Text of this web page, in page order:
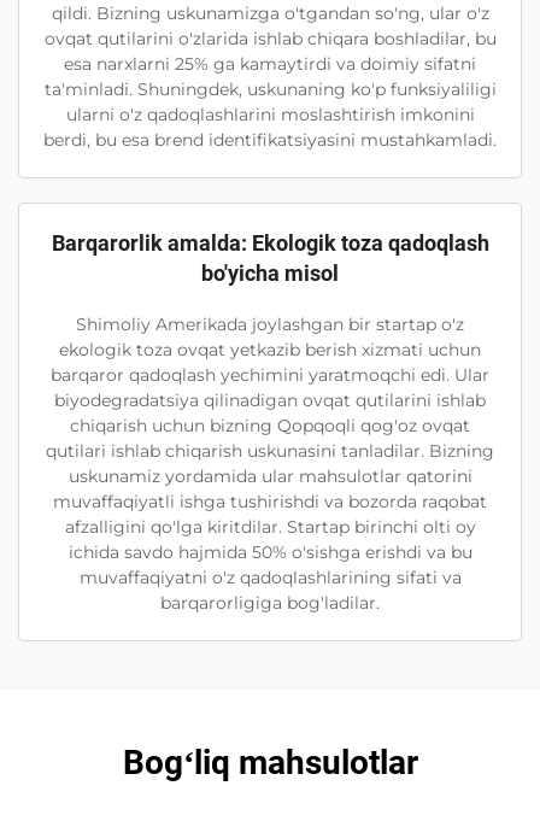
qildi. Bizning uskunamizga o'tgandan so'ng, ular o'z
ovqat qutilarini o'zlarida ishlab chiqara boshladilar, bu
esa narxlarni 25% ga kamaytirdi va doimiy sifatni
ta'minladi. Shuningdek, uskunaning ko'p funksiyaliligi
ularni o'z qadoqlashlarini moslashtirish imkonini
berdi, bu esa brend identifikatsiyasini mustahkamladi.
Barqarorlik amalda: Ekologik toza qadoqlash
bo'yicha misol
Shimoliy Amerikada joylashgan bir startap o'z
ekologik toza ovqat yetkazib berish xizmati uchun
barqaror qadoqlash yechimini yaratmoqchi edi. Ular
biyodegradatsiya qilinadigan ovqat qutilarini ishlab
chiqarish uchun bizning Qopqoqli qog'oz ovqat
qutilari ishlab chiqarish uskunasini tanladilar. Bizning
uskunamiz yordamida ular mahsulotlar qatorini
muvaffaqiyatli ishga tushirishdi va bozorda raqobat
afzalligini qo'lga kiritdilar. Startap birinchi olti oy
ichida savdo hajmida 50% o'sishga erishdi va bu
muvaffaqiyatni o'z qadoqlashlarining sifati va
barqarorligiga bog'ladilar.
Bogʻliq mahsulotlar